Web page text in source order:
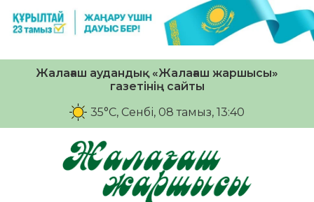
Жалағаш аудандық «Жалағаш жаршысы»
газетінің сайты
35°C, Сенбі, 08 тамыз, 13:40